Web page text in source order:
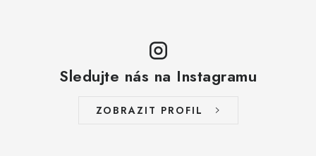
Sledujte nás na Instagramu
ZOBRAZIT PROFIL